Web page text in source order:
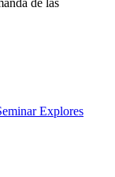
de las
Explores